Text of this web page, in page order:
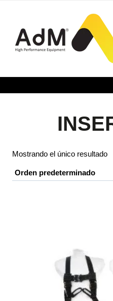
contenido
Mostrando el único resultado